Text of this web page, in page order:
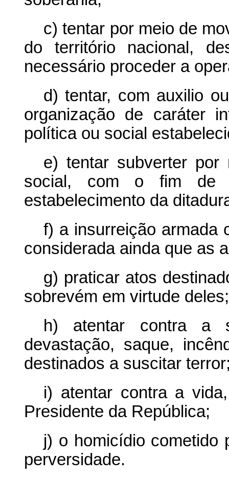
c) tentar por meio de
do território nacional,
necessário proceder a
d) tentar, com auxilio
organização de caráter
política ou social
e) tentar subverter
social, com o fim de
estabelecimento da
f) a insurreição armada
considerada ainda que as
g) praticar atos
sobrevém em virtude deles;
h) atentar contra a
devastação, saque,
destinados a suscitar
i) atentar contra a
Presidente da República;
j) o homicídio cometido
perversidade.